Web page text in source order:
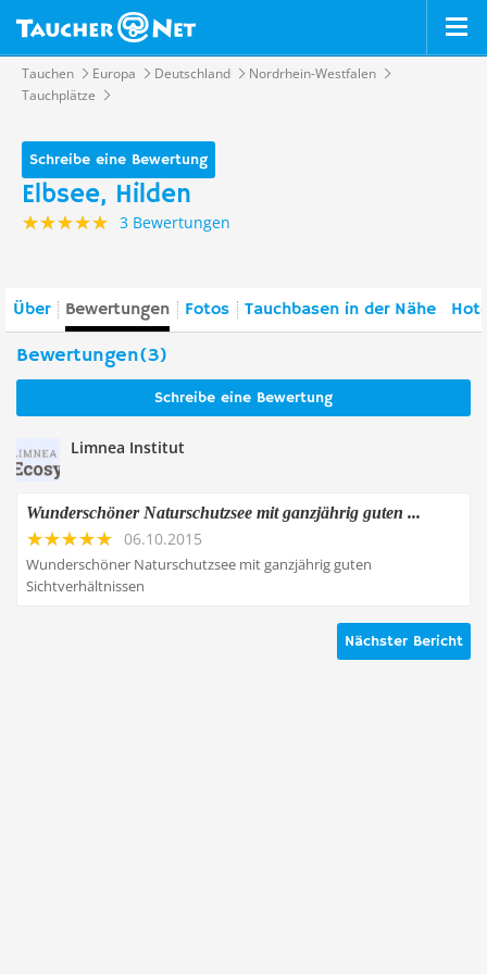
Tauchen Europa Deutschland
Nordrhein-Westfalen
Tauchplätze
Schreibe eine Bewertung
Elbsee, Hilden
3 Bewertungen
Über Bewertungen Fotos Tauchbasen in der Nähe
Bewertungen(3)
Schreibe eine Bewertung
Limnea Institut
Wunderschöner Naturschutzsee mit ganzjährig guten ...
06.10.2015
Wunderschöner Naturschutzsee mit ganzjährig guten
Sichtverhältnissen
Nächster Bericht